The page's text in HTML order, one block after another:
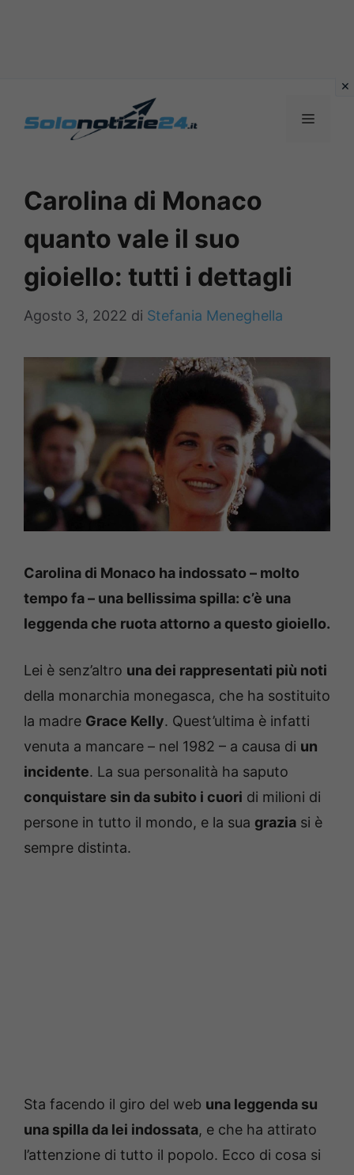
MENU
Carolina di Monaco
quanto vale il suo
gioiello: tutti i dettagli
Agosto 3, 2022 di Stefania Meneghella
Carolina di Monaco ha indossato – molto
tempo fa – una bellissima spilla: c’è una
leggenda che ruota attorno a questo gioiello.
Lei è senz’altro una dei rappresentati più noti
della monarchia monegasca, che ha sostituito
la madre Grace Kelly. Quest’ultima è infatti
venuta a mancare – nel 1982 – a causa di un
incidente. La sua personalità ha saputo
conquistare sin da subito i cuori di milioni di
persone in tutto il mondo, e la sua grazia si è
sempre distinta.
Sta facendo il giro del web una leggenda su
una spilla da lei indossata, e che ha attirato
l’attenzione di tutto il popolo. Ecco di cosa si